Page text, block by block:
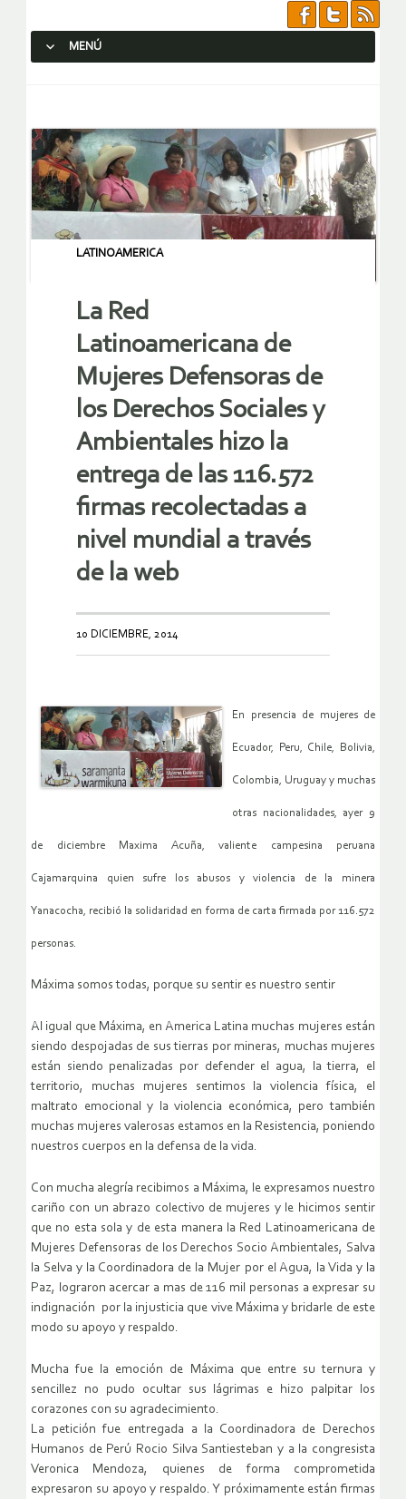
MENÚ
LATINOAMERICA
La Red
Latinoamericana de
Mujeres Defensoras de
los Derechos Sociales y
Ambientales hizo la
entrega de las 116.572
firmas recolectadas a
nivel mundial a través
de la web
10 DICIEMBRE, 2014
En presencia de mujeres de
Ecuador, Peru, Chile, Bolivia,
Colombia, Uruguay y muchas
otras nacionalidades, ayer 9
de diciembre Maxima Acuña, valiente campesina peruana
Cajamarquina quien sufre los abusos y violencia de la minera
Yanacocha, recibió la solidaridad en forma de carta firmada por 116.572
personas.
Máxima somos todas, porque su sentir es nuestro sentir
Al igual que Máxima, en America Latina muchas mujeres están
siendo despojadas de sus tierras por mineras, muchas mujeres
están siendo penalizadas por defender el agua, la tierra, el
territorio, muchas mujeres sentimos la violencia física, el
maltrato emocional y la violencia económica, pero también
muchas mujeres valerosas estamos en la Resistencia, poniendo
nuestros cuerpos en la defensa de la vida.
Con mucha alegría recibimos a Máxima, le expresamos nuestro
cariño con un abrazo colectivo de mujeres y le hicimos sentir
que no esta sola y de esta manera la Red Latinoamericana de
Mujeres Defensoras de los Derechos Socio Ambientales, Salva
la Selva y la Coordinadora de la Mujer por el Agua, la Vida y la
Paz, lograron acercar a mas de 116 mil personas a expresar su
indignación por la injusticia que vive Máxima y bridarle de este
modo su apoyo y respaldo.
Mucha fue la emoción de Máxima que entre su ternura y
sencillez no pudo ocultar sus lágrimas e hizo palpitar los
corazones con su agradecimiento.
La petición fue entregada a la Coordinadora de Derechos
Humanos de Perú Rocio Silva Santiesteban y a la congresista
Veronica Mendoza, quienes de forma comprometida
expresaron su apoyo y respaldo. Y próximamente están firmas